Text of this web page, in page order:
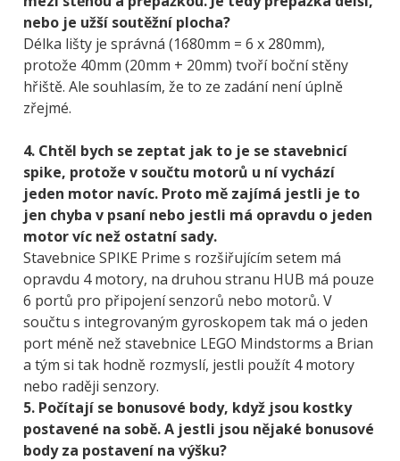
nebo je užší soutěžní plocha?
Délka lišty je správná (1680mm = 6 x 280mm),
protože 40mm (20mm + 20mm) tvoří boční stěny
hřiště. Ale souhlasím, že to ze zadání není úplně
zřejmé.
4. Chtěl bych se zeptat jak to je se stavebnicí
spike, protože v součtu motorů u ní vychází
jeden motor navíc. Proto mě zajímá jestli je to
jen chyba v psaní nebo jestli má opravdu o jeden
motor víc než ostatní sady.
Stavebnice SPIKE Prime s rozšiřujícím setem má
opravdu 4 motory, na druhou stranu HUB má pouze
6 portů pro připojení senzorů nebo motorů. V
součtu s integrovaným gyroskopem tak má o jeden
port méně než stavebnice LEGO Mindstorms a Brian
a tým si tak hodně rozmyslí, jestli použít 4 motory
nebo raději senzory.
5. Počítají se bonusové body, když jsou kostky
postavené na sobě. A jestli jsou nějaké bonusové
body za postavení na výšku?